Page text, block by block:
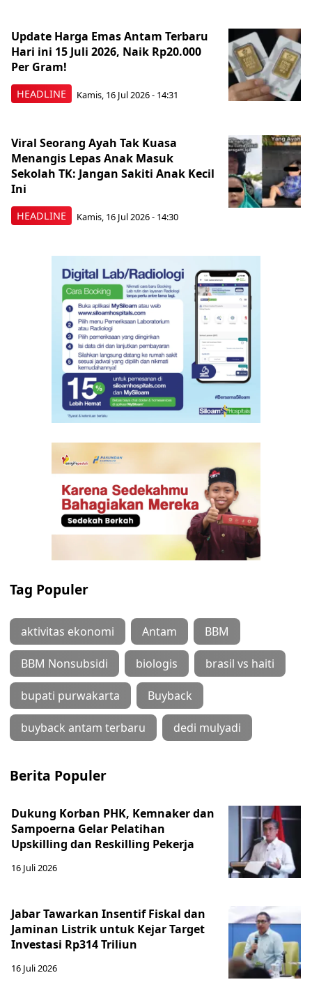
HEADLINE
Update Harga Emas Antam Terbaru
Hari ini 15 Juli 2026, Naik Rp20.000
Per Gram!
Kamis, 16 Jul 2026 - 14:31
HEADLINE
Viral Seorang Ayah Tak Kuasa
Menangis Lepas Anak Masuk
Sekolah TK: Jangan Sakiti Anak Kecil
Ini
Kamis, 16 Jul 2026 - 14:30
Tag Populer
aktivitas ekonomi Antam BBM
BBM Nonsubsidi biologis brasil vs haiti
bupati purwakarta Buyback
buyback antam terbaru dedi mulyadi
Berita Populer
Dukung Korban PHK, Kemnaker dan
Sampoerna Gelar Pelatihan
Upskilling dan Reskilling Pekerja
16 Juli 2026
Jabar Tawarkan Insentif Fiskal dan
Jaminan Listrik untuk Kejar Target
Investasi Rp314 Triliun
16 Juli 2026